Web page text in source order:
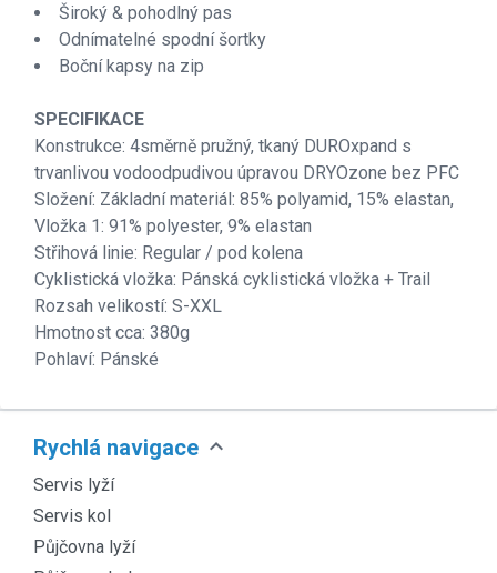
Široký & pohodlný pas
Odnímatelné spodní šortky
Boční kapsy na zip
SPECIFIKACE
Konstrukce: 4směrně pružný, tkaný DUROxpand s
trvanlivou vodoodpudivou úpravou DRYOzone bez PFC
Složení: Základní materiál: 85% polyamid, 15% elastan,
Vložka 1: 91% polyester, 9% elastan
Střihová linie: Regular / pod kolena
Cyklistická vložka: Pánská cyklistická vložka + Trail
Rozsah velikostí: S-XXL
Hmotnost cca: 380g
Pohlaví: Pánské
Rychlá navigace expand_more
Servis lyží
Servis kol
Půjčovna lyží